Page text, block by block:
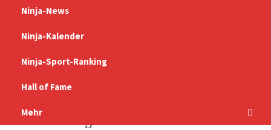
Ninja-News
Ninja-Kalender
Ninja-Sport-Ranking
Hall of Fame
Mehr
Ninjasport Ranking Council
Seit Herbst 2022 beraten Vertreter von Athleten und
und das neue Punktesystem entstanden durch diese
Aktuelle Mitglieder im Council